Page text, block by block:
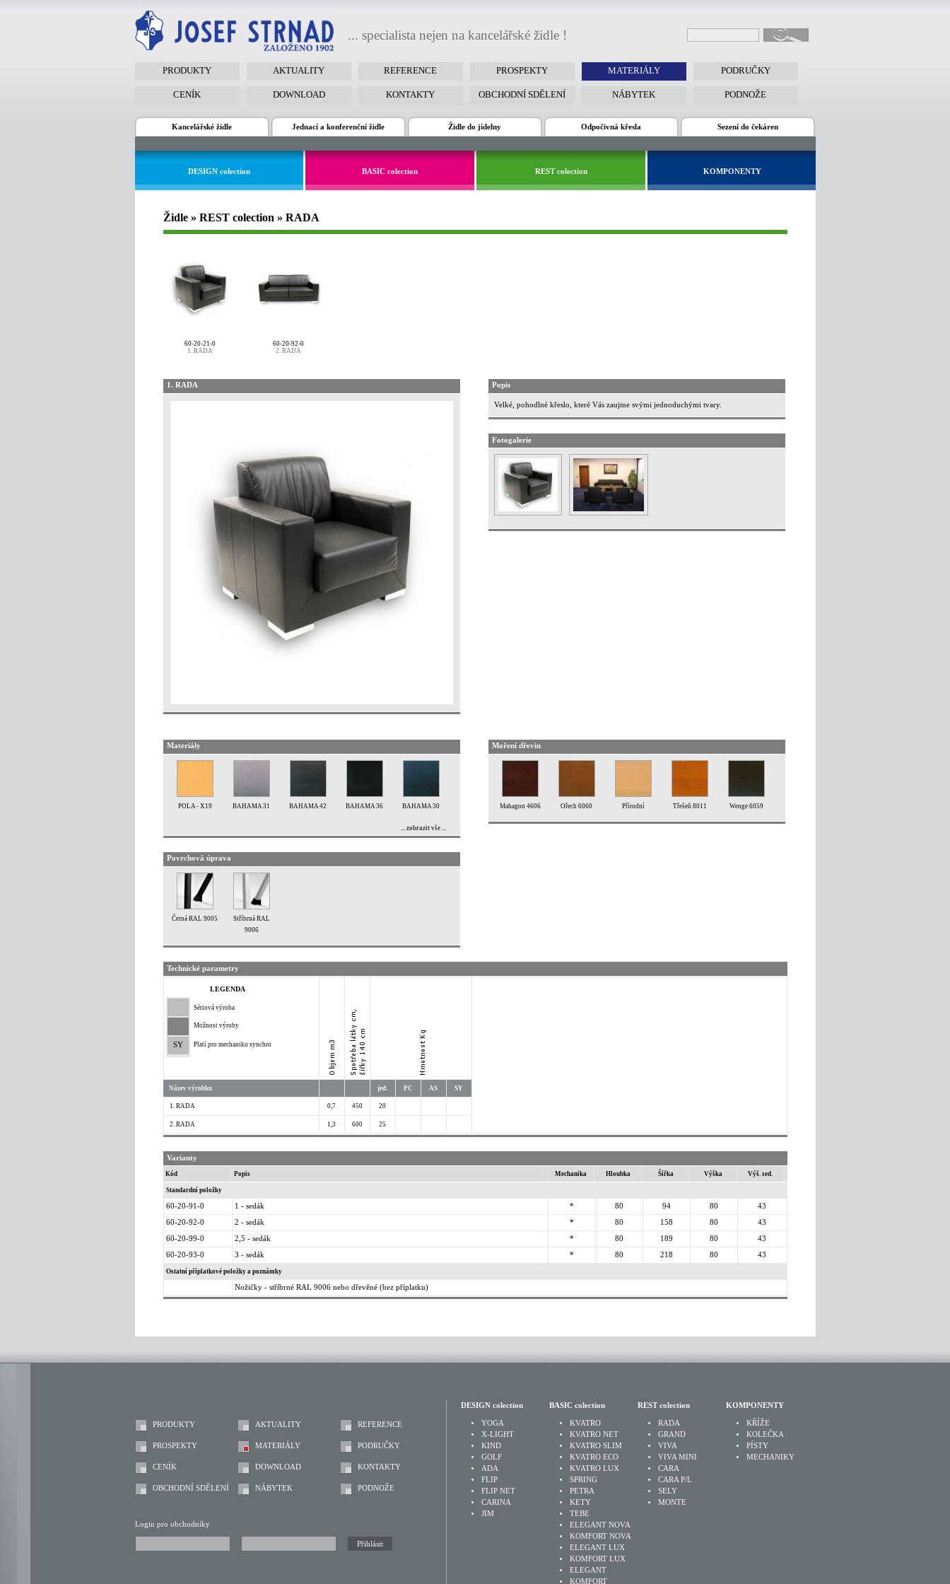
... specialista nejen na kancelářské židle !
PRODUKTY AKTUALITY REFERENCE PROSPEKTY MATERIÁLY PODRUČKY
CENÍK DOWNLOAD KONTAKTY OBCHODNÍ SDĚLENÍ NÁBYTEK PODNOŽE
Kancelářské židle Jednací a konferenční židle Židle do jídelny Odpočivná křesla Sezení do čekáren
DESIGN colection BASIC colection REST colection KOMPONENTY
Židle » REST colection » RADA
60-20-21-0
1. RADA
60-20-92-0
2. RADA
1. RADA Popis
Velké, pohodlné křeslo, které Vás zaujme svými jednoduchými tvary.
Fotogalerie
Materiály
POLA - X19 BAHAMA 31 BAHAMA 42 BAHAMA 36 BAHAMA 30
... zobrazit vše ...
Povrchová úprava
Černá RAL 9005
Stříbrná RAL
9006
Moření dřevin
Mahagon 4606 Ořech 6060 Přírodní Třešeň 8011 Wenge 6059
Technické parametry
LEGENDA
SY
Sériová výroba
Možnost výroby
Platí pro mechaniku synchro
Název výrobku jed. PC AS SY
1. RADA 0,7 450 20
2. RADA 1,3 600 25
Varianty
Kód Popis Mechanika Hloubka Šířka Výška Výš. sed.
Standardní položky
60-20-91-0 1 - sedák * 80 94 80 43
60-20-92-0 2 - sedák * 80 158 80 43
60-20-99-0 2,5 - sedák * 80 189 80 43
60-20-93-0 3 - sedák * 80 218 80 43
Ostatní příplatkové položky a poznámky
Nožičky - stříbrné RAL 9006 nebo dřevěné (bez příplatku)
PRODUKTY AKTUALITY REFERENCE
PROSPEKTY MATERIÁLY PODRUČKY
CENÍK DOWNLOAD KONTAKTY
OBCHODNÍ SDĚLENÍ NÁBYTEK PODNOŽE
Login pro obchodníky
DESIGN colection
YOGA
X-LIGHT
KIND
GOLF
ADA
FLIP
FLIP NET
CARINA
JIM
BASIC colection
KVATRO
KVATRO NET
KVATRO SLIM
KVATRO ECO
KVATRO LUX
SPRING
PETRA
KETY
TEBE
ELEGANT NOVA
KOMFORT NOVA
ELEGANT LUX
KOMFORT LUX
ELEGANT
KOMFORT
REST colection
RADA
GRAND
VIVA
VIVA MINI
CARA
CARA P/L
SELY
MONTE
KOMPONENTY
KŘÍŽE
KOLEČKA
PÍSTY
MECHANIKY